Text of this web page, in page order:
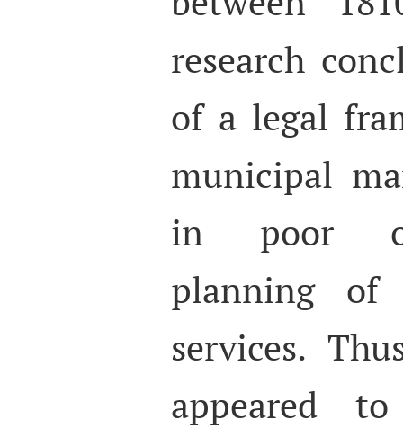
research
of a legal
municipal
in poor
planning of
services.
appeared